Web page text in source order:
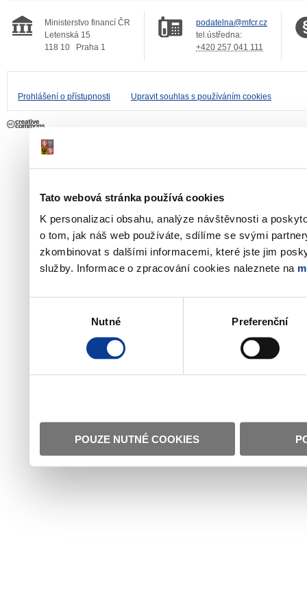
Tato webová stránka používá cookies
K personalizaci obsahu, analýze návštěvnosti a
o tom, jak náš web používáte, sdílíme se svými
zkombinovat s dalšími informacemi, které jste jim
služby. Informace o zpracování cookies naleznete na
Nutné Preferenční
POUZE NUTNÉ COOKIES
Ministerstvo financí ČR
Letenská 15
118 10
Praha 1
podatelna@mfcr.cz
tel.ústředna:
+420 257 041 111
Prohlášení o přístupnosti Upravit souhlas s používáním cookies